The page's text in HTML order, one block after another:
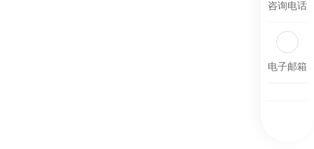
咨询电话
电子邮箱